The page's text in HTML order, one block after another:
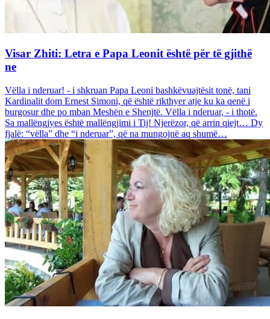
Visar Zhiti: Letra e Papa Leonit është për të gjithë
ne
Vëlla i nderuar! - i shkruan Papa Leoni bashkëvuajtësit tonë, tani
Kardinalit dom Ernest Simoni, që është rikthyer atje ku ka qenë i
burgosur dhe po mban Meshën e Shenjtë. Vëlla i nderuar, - i thotë.
Sa mallëngjyes është mallëngjimi i Tij! Njerëzor, që arrin qiejt… Dy
fjalë: “vëlla” dhe “i nderuar”, që na mungojnë aq shumë…